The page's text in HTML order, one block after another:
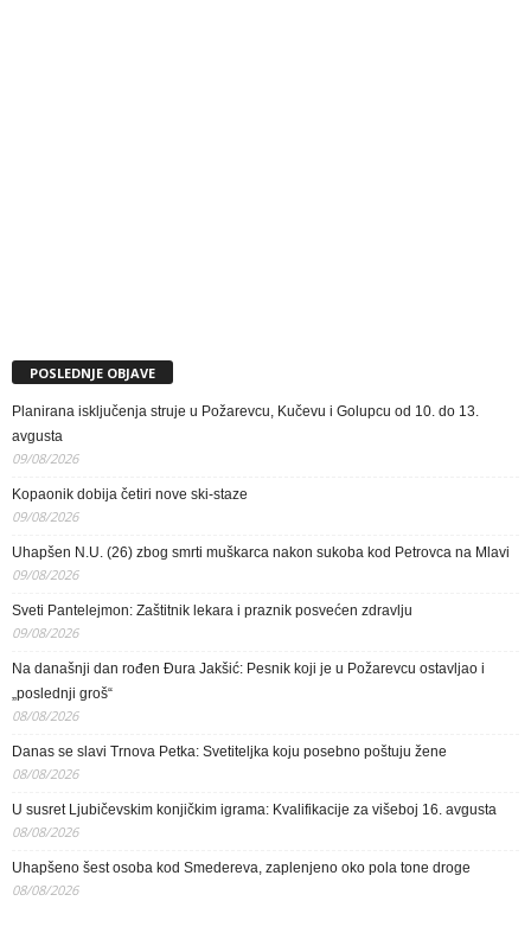
POSLEDNJE OBJAVE
Planirana isključenja struje u Požarevcu, Kučevu i Golupcu od 10. do 13.
avgusta
09/08/2026
Kopaonik dobija četiri nove ski-staze
09/08/2026
Uhapšen N.U. (26) zbog smrti muškarca nakon sukoba kod Petrovca na Mlavi
09/08/2026
Sveti Pantelejmon: Zaštitnik lekara i praznik posvećen zdravlju
09/08/2026
Na današnji dan rođen Đura Jakšić: Pesnik koji je u Požarevcu ostavljao i
„poslednji groš“
08/08/2026
Danas se slavi Trnova Petka: Svetiteljka koju posebno poštuju žene
08/08/2026
U susret Ljubičevskim konjičkim igrama: Kvalifikacije za višeboj 16. avgusta
08/08/2026
Uhapšeno šest osoba kod Smedereva, zaplenjeno oko pola tone droge
08/08/2026